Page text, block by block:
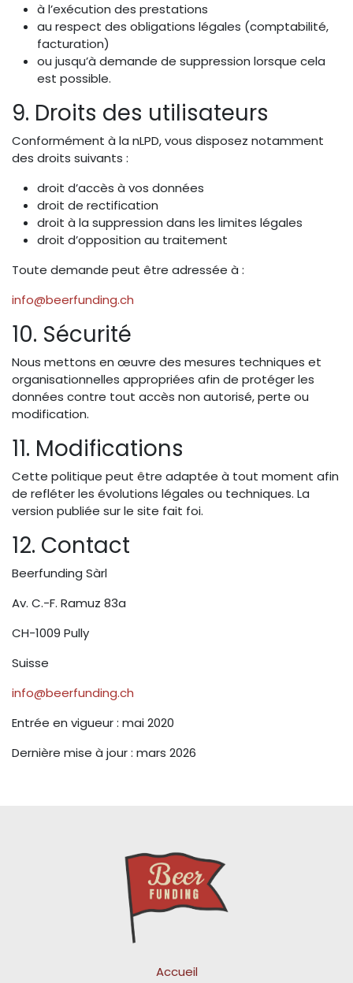
à l’exécution des prestations
au respect des obligations légales (comptabilité,
facturation)
ou jusqu’à demande de suppression lorsque cela
est possible.
9. Droits des utilisateurs
Conformément à la nLPD, vous disposez notamment
des droits suivants :
droit d’accès à vos données
droit de rectification
droit à la suppression dans les limites légales
droit d’opposition au traitement
Toute demande peut être adressée à :
info@beerfunding.ch
10. Sécurité
Nous mettons en œuvre des mesures techniques et
organisationnelles appropriées afin de protéger les
données contre tout accès non autorisé, perte ou
modification.
11. Modifications
Cette politique peut être adaptée à tout moment afin
de refléter les évolutions légales ou techniques. La
version publiée sur le site fait foi.
12. Contact
Beerfunding Sàrl
Av. C.-F. Ramuz 83a
CH-1009 Pully
Suisse
info@beerfunding.ch
Entrée en vigueur : mai 2020
Dernière mise à jour : mars 2026
Accueil